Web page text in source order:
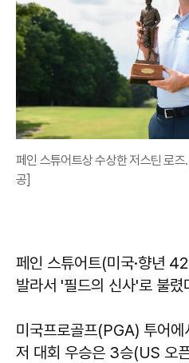
페인 스튜어트상 수상한 저스틴 로
공]
페인 스튜어트(미국·향년
발라서 '필드의 신사'로 불렸
미국프로골프(PGA) 투어에
저 대회 우승은 3승(US 오